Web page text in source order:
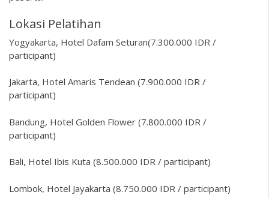
Lokasi Pelatihan
Yogyakarta, Hotel Dafam Seturan(7.300.000 IDR /
participant)
Jakarta, Hotel Amaris Tendean (7.900.000 IDR /
participant)
Bandung, Hotel Golden Flower (7.800.000 IDR /
participant)
Bali, Hotel Ibis Kuta (8.500.000 IDR / participant)
Lombok, Hotel Jayakarta (8.750.000 IDR / participant)